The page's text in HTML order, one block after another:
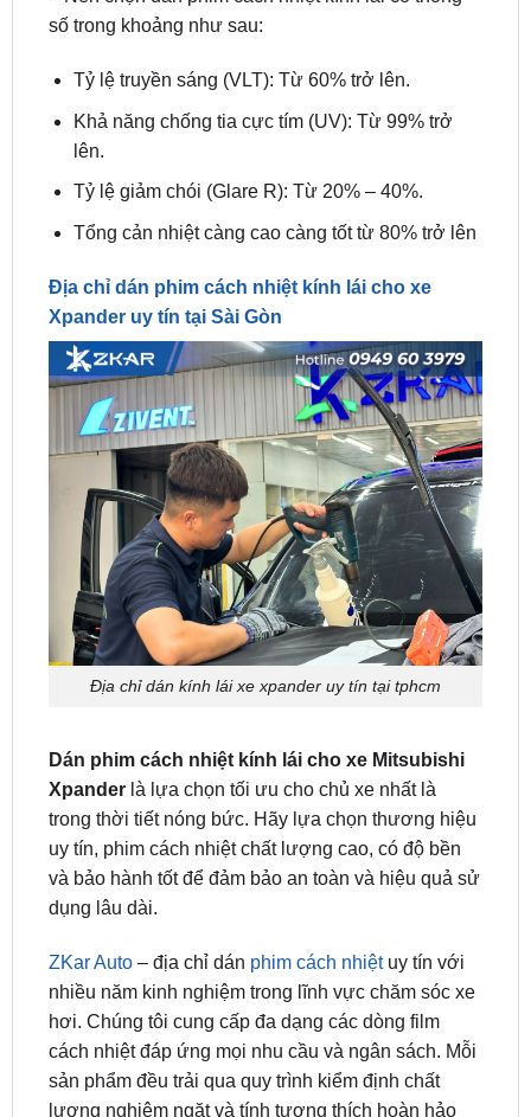
Tỷ lệ truyền sáng (VLT): Từ 60% trở lên.
lên.
Tỷ lệ giảm chói (Glare R): Từ 20% – 40%.
Địa chỉ dán phim cách nhiệt kính lái cho xe
Địa chỉ dán kính lái xe xpander uy tín tại tphcm
Dán phim cách nhiệt kính lái cho xe Mitsubishi
trong thời tiết nóng bức. Hãy lựa chọn thương hiệu
uy tín, phim cách nhiệt chất lượng cao, có độ bền
và bảo hành tốt để đảm bảo an toàn và hiệu quả sử
dụng lâu dài.
ZKar Auto– địa chỉ dán
hơi. Chúng tôi cung cấp đa dạng các dòng film
cách nhiệt đáp ứng mọi nhu cầu và ngân sách. Mỗi
sản phẩm đều trải qua quy trình kiểm định chất
lượng nghiêm ngặt và tính tương thích hoàn hảo
cho chiếc Mitsubishi Xpander.